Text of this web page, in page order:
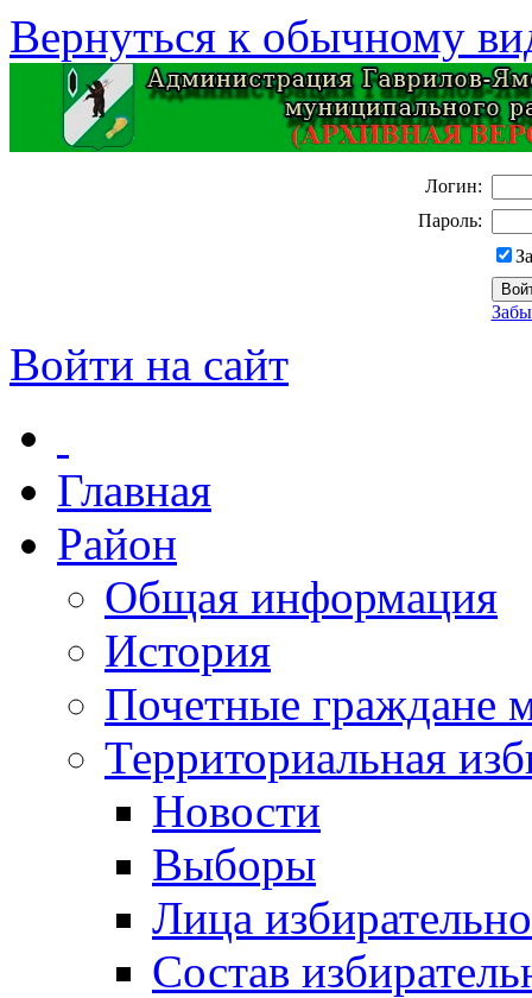
Вернуться к обычному
Логин:
Пароль:
Войти на сайт
Главная
Район
Общая информация
История
Почетные граждане
Территориальная
Новости
Выборы
Лица
Состав